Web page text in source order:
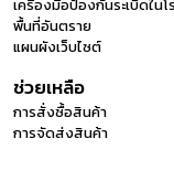
เครื่องมือป้องกันระเบิดใ
พื้นที่อันตราย
แผนผังเว็บไซต์
ช่วยเหลือ
การสั่งซื้อสินค้า
การจัดส่งสินค้า